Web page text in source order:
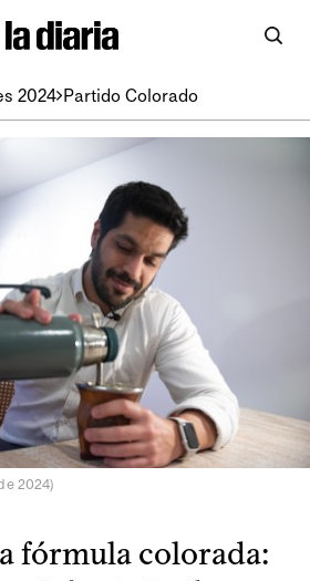
2024 Partido Colorado
2024)
fórmula colorada: